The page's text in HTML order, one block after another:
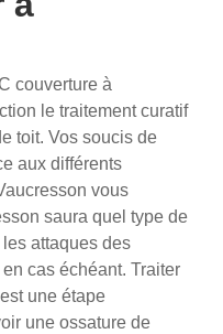
couverture à
le traitement curatif
toit. Vos soucis de
aux différents
vous
saura quel type de
attaques des
cas échéant. Traiter
une étape
une ossature de